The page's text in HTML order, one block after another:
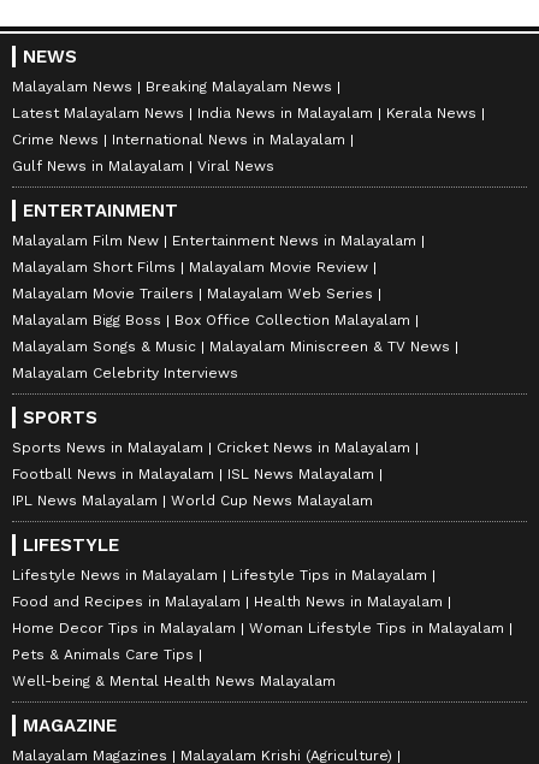
NEWS
Malayalam News
Breaking Malayalam News
Latest Malayalam News
India News in Malayalam
Kerala News
Crime News
International News in Malayalam
Gulf News in Malayalam
Viral News
ENTERTAINMENT
Malayalam Film New
Entertainment News in Malayalam
Malayalam Short Films
Malayalam Movie Review
Malayalam Movie Trailers
Malayalam Web Series
Malayalam Bigg Boss
Box Office Collection Malayalam
Malayalam Songs & Music
Malayalam Miniscreen & TV News
Malayalam Celebrity Interviews
SPORTS
Sports News in Malayalam
Cricket News in Malayalam
Football News in Malayalam
ISL News Malayalam
IPL News Malayalam
World Cup News Malayalam
LIFESTYLE
Lifestyle News in Malayalam
Lifestyle Tips in Malayalam
Food and Recipes in Malayalam
Health News in Malayalam
Home Decor Tips in Malayalam
Woman Lifestyle Tips in Malayalam
Pets & Animals Care Tips
Well-being & Mental Health News Malayalam
MAGAZINE
Malayalam Magazines
Malayalam Krishi (Agriculture)